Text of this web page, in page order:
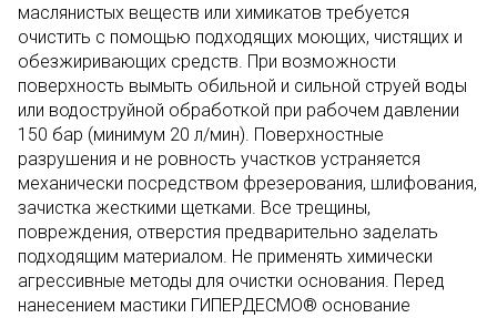
маслянистых веществ или химикатов требуется
очистить с помощью подходящих моющих, чистящих и
обезжиривающих средств. При возможности
поверхность вымыть обильной и сильной струей воды
или водоструйной обработкой при рабочем давлении
150 бар (минимум 20 л/мин). Поверхностные
разрушения и не ровность участков устраняется
механически посредством фрезерования, шлифования,
зачистка жесткими щетками. Все трещины,
повреждения, отверстия предварительно заделать
подходящим материалом. Не применять химически
агрессивные методы для очистки основания. Перед
нанесением мастики ГИПЕРДЕСМО® основание